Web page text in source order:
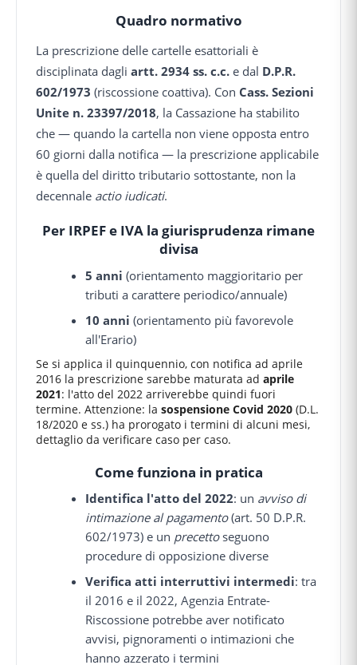
Quadro normativo
La prescrizione delle cartelle esattoriali è
disciplinata dagli artt. 2934 ss. c.c. e dal D.P.R.
602/1973 (riscossione coattiva). Con Cass. Sezioni
Unite n. 23397/2018, la Cassazione ha stabilito
che — quando la cartella non viene opposta entro
60 giorni dalla notifica — la prescrizione applicabile
è quella del diritto tributario sottostante, non la
decennale actio iudicati.
Per IRPEF e IVA la giurisprudenza rimane
divisa
5 anni (orientamento maggioritario per
tributi a carattere periodico/annuale)
10 anni (orientamento più favorevole
all'Erario)
Se si applica il quinquennio, con notifica ad aprile
2016 la prescrizione sarebbe maturata ad aprile
2021: l'atto del 2022 arriverebbe quindi fuori
termine. Attenzione: la sospensione Covid 2020 (D.L.
18/2020 e ss.) ha prorogato i termini di alcuni mesi,
dettaglio da verificare caso per caso.
Come funziona in pratica
Identifica l'atto del 2022: un avviso di
intimazione al pagamento(art. 50 D.P.R.
602/1973) e un precettoseguono
procedure di opposizione diverse
Verifica atti interruttivi intermedi: tra
il 2016 e il 2022, Agenzia Entrate-
Riscossione potrebbe aver notificato
avvisi, pignoramenti o intimazioni che
hanno azzerato i termini